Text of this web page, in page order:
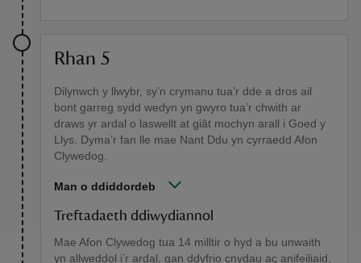
Rhan 5
Dilynwch y llwybr, sy’n crymanu tua’r dde a dros ail
bont garreg sydd wedyn yn gwyro tua’r chwith ar
draws yr ardal o laswellt at giât mochyn arall i Goed y
Llys. Dyma’r fan lle mae Nant Ddu yn cyrraedd Afon
Clywedog.
Man o ddiddordeb
Treftadaeth ddiwydiannol
Mae Afon Clywedog tua 14 milltir o hyd a bu unwaith
yn allweddol i’r ardal, gan ddyfrio cnydau ac anifeiliaid,